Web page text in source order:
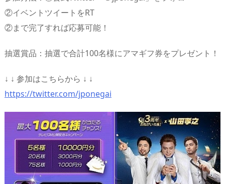
②イベントツイートをRT
②まで完了すれば応募可能！
抽選賞品：抽選で合計100名様にアマギフ券をプレゼント！
↓ ↓ 参加はこちらから ↓ ↓
https://twitter.com/jponegai